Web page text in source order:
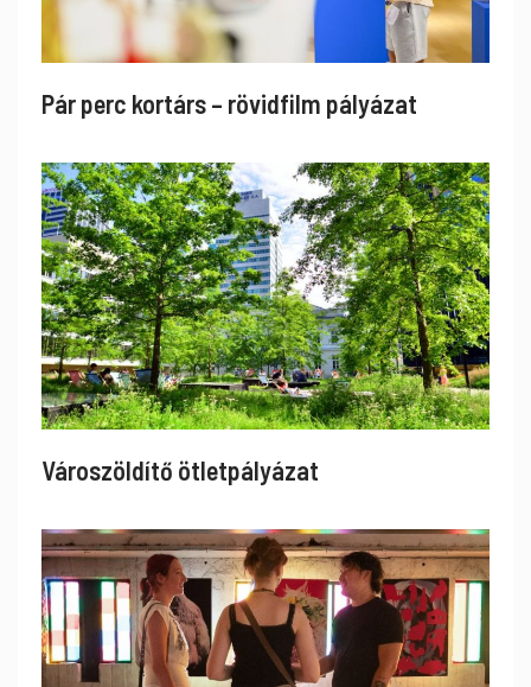
Pár perc kortárs – rövidfilm pályázat
Városzöldítő ötletpályázat